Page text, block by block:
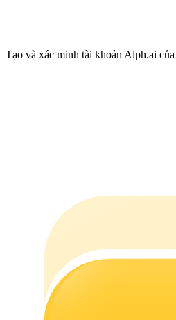
Lợi nhuận cao và truy cập ngay
Tạo và xác minh tài khoản Alph.ai của